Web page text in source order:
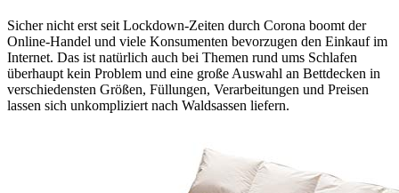
Sicher nicht erst seit Lockdown-Zeiten durch Corona boomt der
Online-Handel und viele Konsumenten bevorzugen den Einkauf im
Internet. Das ist natürlich auch bei Themen rund ums Schlafen
überhaupt kein Problem und eine große Auswahl an Bettdecken in
verschiedensten Größen, Füllungen, Verarbeitungen und Preisen
lassen sich unkompliziert nach Waldsassen liefern.